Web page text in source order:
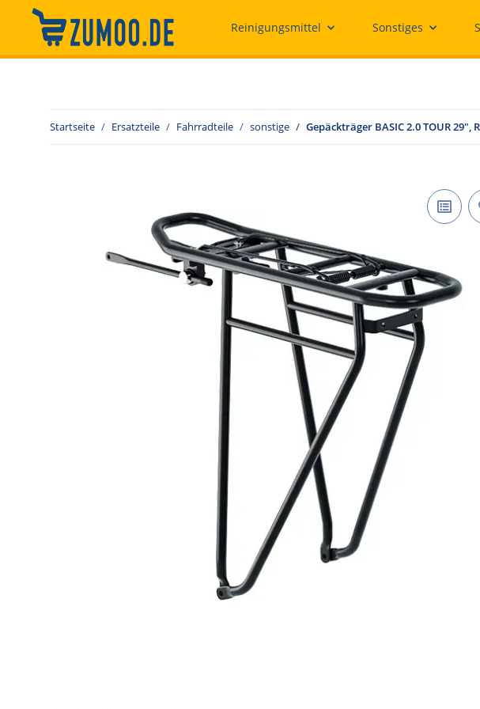
Reinigungsmittel Sonstiges
Startseite Ersatzteile Fahrradteile sonstige Gepäckträger BASIC 2.0 TOUR